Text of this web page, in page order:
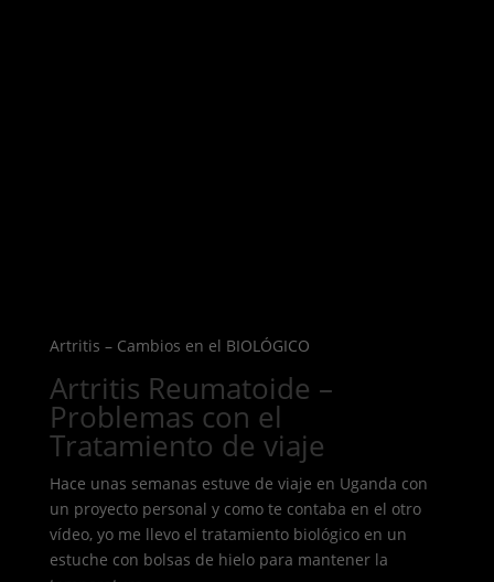
Artritis – Cambios en el BIOLÓGICO
Artritis Reumatoide –
Problemas con el
Tratamiento de viaje
Hace unas semanas estuve de viaje en Uganda con
un proyecto personal y como te contaba en el otro
vídeo, yo me llevo el tratamiento biológico en un
estuche con bolsas de hielo para mantener la